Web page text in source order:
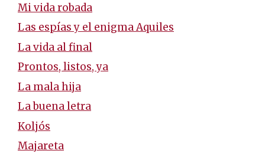
Mi vida robada
Las espías y el enigma Aquiles
La vida al final
Prontos, listos, ya
La mala hija
La buena letra
Koljós
Majareta